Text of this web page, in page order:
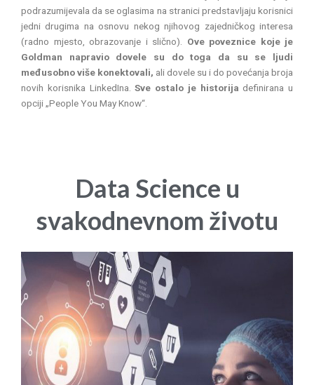
podrazumijevala da se oglasima na stranici predstavljaju korisnici
jedni drugima na osnovu nekog njihovog zajedničkog interesa
(radno mjesto, obrazovanje i slično). Ove poveznice koje je
Goldman napravio dovele su do toga da su se ljudi
međusobno više konektovali, ali dovele su i do povećanja broja
novih korisnika LinkedIna.Sve ostalo je historija definirana u
opciji „People You May Know“.
Data Science u
svakodnevnom životu